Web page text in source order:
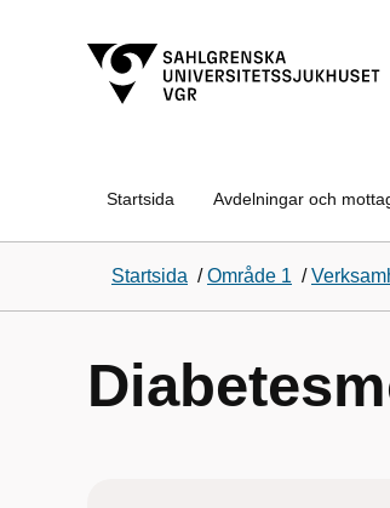
Startsida Avdelningar och
Startsida /Område 1 /